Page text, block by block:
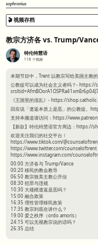
sophronius
🎬 视频存档
教宗方济各 vs. Trump/
特伦特慧语
118 个视频
本期节目中，Trent 以教宗写给美国主教
公教徒可以成为社会主义者吗？-
《王国里的混乱》- https://
回应说「遣返本质上是恶」的公教徒。
支持本频道请访问：https://
【新款】特伦特慧语官方周边：
欢迎关注我们的社交平台！
https://www.tiktok.com/
https://www.twitter.com/counseloftrent
https://www.instagram.com/
00:00 方济各与 Trump/Vance
00:20 移民的教会教导
06:50 教宗致美主教公开信
08:30 犯罪与违规
10:30 大规模遣返是恶吗？
15:00 融合政策
16:35 理性管理移民政策
17:35 教宗到底在讲什么？
19:00 爱之秩序（ordo amoris）
24:15 可以无视教宗说的话吗？
26:35 总结